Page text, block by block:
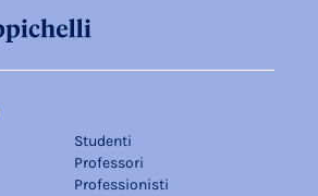
Studenti
Professori
Professionisti